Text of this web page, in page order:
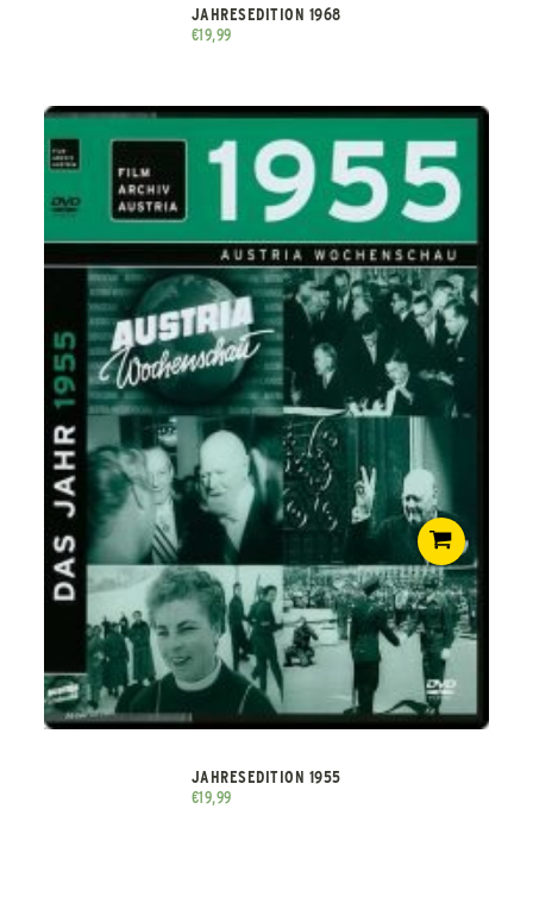
JAHRESEDITION 1968
€19,99
JAHRESEDITION 1955
€19,99